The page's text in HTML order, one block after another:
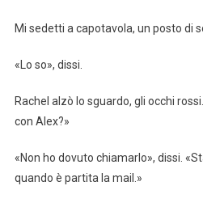
Mi sedetti a capotavola, un posto di
«Lo so», dissi.
Rachel alzò lo sguardo, gli occhi
con Alex?»
«Non ho dovuto chiamarlo», dissi.
quando è partita la mail.»